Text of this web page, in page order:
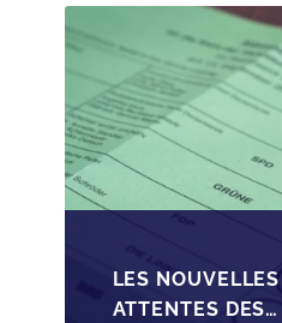
LES NOUVELLES
ATTENTES DES